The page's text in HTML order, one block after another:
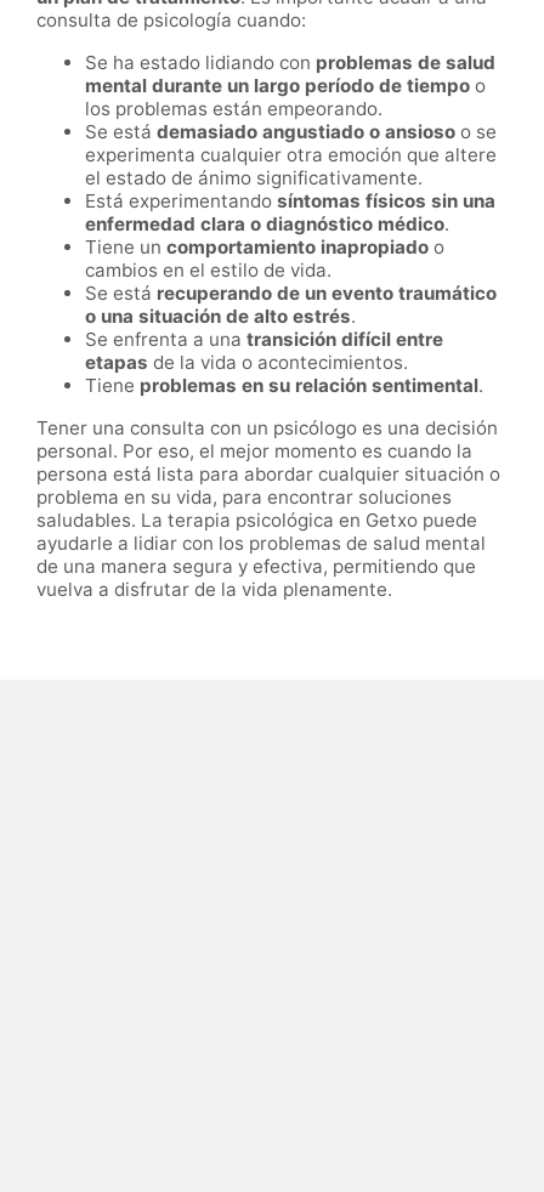
consulta de psicología cuando:
Se ha estado lidiando con problemas de salud
mental durante un largo período de tiempo o
los problemas están empeorando.
Se está demasiado angustiado o ansioso o se
experimenta cualquier otra emoción que altere
el estado de ánimo significativamente.
Está experimentando síntomas físicos sin una
enfermedad clara o diagnóstico médico.
Tiene un comportamiento inapropiado o
cambios en el estilo de vida.
Se está recuperando de un evento traumático
o una situación de alto estrés.
Se enfrenta a una transición difícil entre
etapas de la vida o acontecimientos.
Tiene problemas en su relación sentimental.
Tener una consulta con un psicólogo es una decisión
personal. Por eso, el mejor momento es cuando la
persona está lista para abordar cualquier situación o
problema en su vida, para encontrar soluciones
saludables. La terapia psicológica en Getxo puede
ayudarle a lidiar con los problemas de salud mental
de una manera segura y efectiva, permitiendo que
vuelva a disfrutar de la vida plenamente.